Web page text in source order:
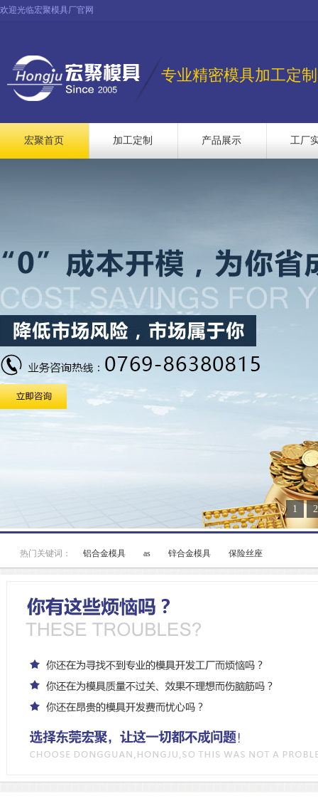
欢迎光临宏聚模具厂官网
专业精密模具加工定制
宏聚首页 加工定制 产品展示 工厂
1 2
热门关键词： 铝合金模具 as 锌合金模具 保险丝座